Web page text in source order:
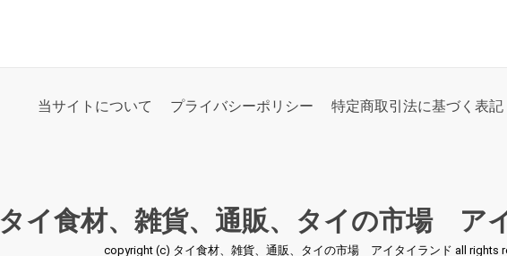
当サイトについて プライバシーポリシー 特定商取引法に基づく表記
タイ食材、雑貨、通販、タイの市場 ア
copyright (c) タイ食材、雑貨、通販、タイの市場 アイタイランド all rights